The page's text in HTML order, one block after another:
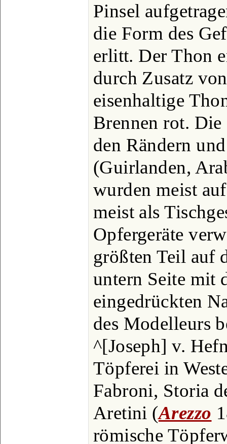
Pinsel
die Form des
erlitt. Der Thon
durch Zusatz
eisenhaltige
Brennen rot.
den Rändern
(Guirlanden,
wurden meist
meist als
Opfergeräte
größten Teil auf
untern Seite mit
eingedrückten
des Modelleurs
^[Joseph] v.
Töpferei in
Fabroni, Storia
Aretini (Arezzo
römische